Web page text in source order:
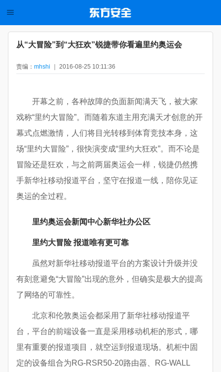
从“大冒险”到“大狂欢”锐捷带你看遍里约奥运会
责编： mhshi ｜ 2016-08-25 10:11:36
开幕之前，各种故障的负面新闻满天飞，被大家
戏称“里约大冒险”。而随着东道主用充满天才创意的开
幕式点燃激情，人们将目光转移到体育竞技本身，这
场“里约大冒险”，很快演变成“里约大狂欢”。而不论是
冒险还是狂欢，与之前两届奥运会一样，锐捷仍然携
手新华社移动报道平台，坚守在报道一线，陪你见证
奥运的全过程。
里约奥运会新闻中心新华社办公区
里约大冒险 报道唯有更可靠
虽然对新华社移动报道平台的方案设计升级并没
有刻意避免“大冒险”出现的意外，但确实是极大的提高
了网络的可靠性。
北京和伦敦奥运会都采用了新华社移动报道平
台，平台的前端设备一直是采用移动机柜的形式，哪
里有重要的报道项目，就空运到报道现场。机柜中固
定的设备组合为RG-RSR50-20路由器、RG-WALL